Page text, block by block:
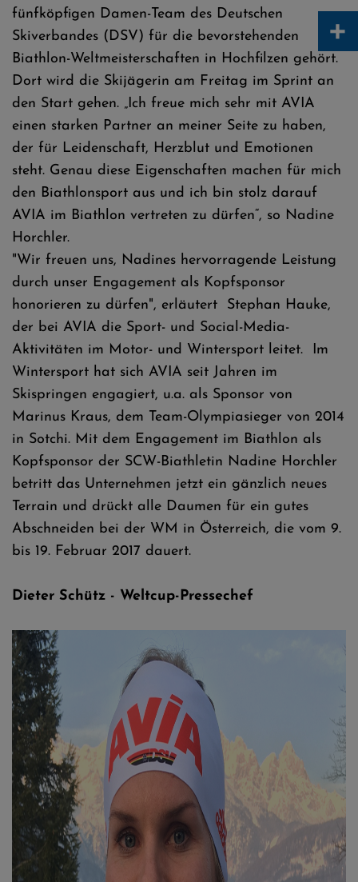
fünfköpfigen Damen-Team des Deutschen
Skiverbandes (DSV) für die bevorstehenden
Biathlon-Weltmeisterschaften in Hochfilzen gehört.
Dort wird die Skijägerin am Freitag im Sprint an
den Start gehen. „Ich freue mich sehr mit AVIA
einen starken Partner an meiner Seite zu haben,
der für Leidenschaft, Herzblut und Emotionen
steht. Genau diese Eigenschaften machen für mich
den Biathlonsport aus und ich bin stolz darauf
AVIA im Biathlon vertreten zu dürfen“, so Nadine
Horchler.
"Wir freuen uns, Nadines hervorragende Leistung
durch unser Engagement als Kopfsponsor
honorieren zu dürfen", erläutert Stephan Hauke,
der bei AVIA die Sport- und Social-Media-
Aktivitäten im Motor- und Wintersport leitet. Im
Wintersport hat sich AVIA seit Jahren im
Skispringen engagiert, u.a. als Sponsor von
Marinus Kraus, dem Team-Olympiasieger von 2014
in Sotchi. Mit dem Engagement im Biathlon als
Kopfsponsor der SCW-Biathletin Nadine Horchler
betritt das Unternehmen jetzt ein gänzlich neues
Terrain und drückt alle Daumen für ein gutes
Abschneiden bei der WM in Österreich, die vom 9.
bis 19. Februar 2017 dauert.
Dieter Schütz - Weltcup-Pressechef
+